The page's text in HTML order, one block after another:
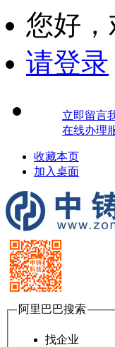
您好，
请登录
立即留言
在线办理
收藏本页
加入桌面
阿里巴巴搜索
找企业